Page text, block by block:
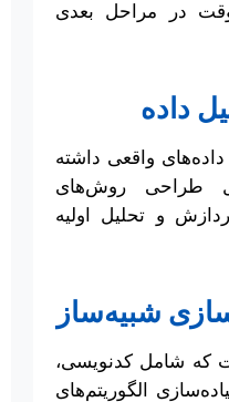
در مراحل بعدی
داده
واقعی داشته
طراحی روش‌های
و تحلیل اولیه
شبیه‌ساز
که شامل کدنویسی،
الگوریتم‌های